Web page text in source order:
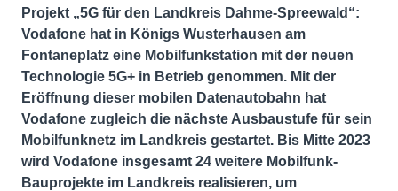
Projekt „5G für den Landkreis Dahme-Spreewald“:
Vodafone hat in Königs Wusterhausen am
Fontaneplatz eine Mobilfunkstation mit der neuen
Technologie 5G+ in Betrieb genommen. Mit der
Eröffnung dieser mobilen Datenautobahn hat
Vodafone zugleich die nächste Ausbaustufe für sein
Mobilfunknetz im Landkreis gestartet. Bis Mitte 2023
wird Vodafone insgesamt 24 weitere Mobilfunk-
Bauprojekte im Landkreis realisieren, um